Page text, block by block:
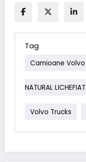
Tag
Camioane Volvo
NATURAL LICHEFIAT
Volvo Trucks